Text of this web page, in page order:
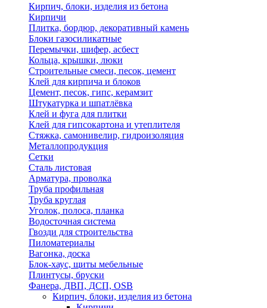
Кирпич, блоки, изделия из бетона
Кирпичи
Плитка, бордюр, декоративный камень
Блоки газосиликатные
Перемычки, шифер, асбест
Кольца, крышки, люки
Строительные смеси, песок, цемент
Клей для кирпича и блоков
Цемент, песок, гипс, керамзит
Штукатурка и шпатлёвка
Клей и фуга для плитки
Клей для гипсокартона и утеплителя
Стяжка, самонивелир, гидроизоляция
Металлопродукция
Сетки
Сталь листовая
Арматура, проволка
Труба профильная
Труба круглая
Уголок, полоса, планка
Водосточная система
Гвозди для строительства
Пиломатериалы
Вагонка, доска
Блок-хаус, щиты мебельные
Плинтусы, бруски
Фанера, ДВП, ДСП, OSB
Кирпич, блоки, изделия из бетона